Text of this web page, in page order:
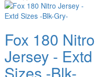
Fox 180 Nitro
Jersey - Extd